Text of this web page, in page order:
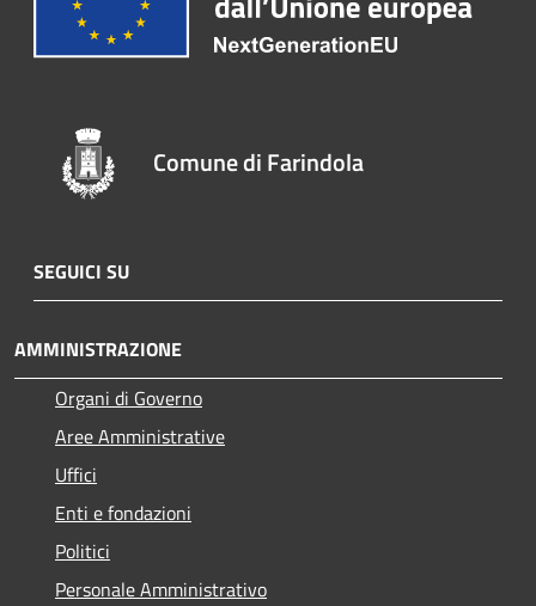
Comune di Farindola
SEGUICI SU
AMMINISTRAZIONE
Organi di Governo
Aree Amministrative
Uffici
Enti e fondazioni
Politici
Personale Amministrativo